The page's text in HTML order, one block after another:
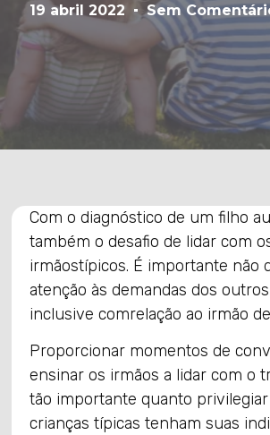
19 abril 2022 Sem
Com o diagnóstico de um filho
também o desafio de lidar com
irmãostípicos. É importante não
atenção às demandas dos
inclusive comrelação ao irmão
Proporcionar momentos de
ensinar os irmãos a lidar com o
tão importante quanto
crianças típicas tenham suas